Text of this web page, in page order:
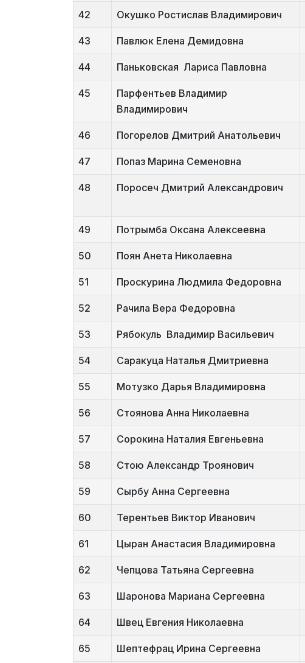
42 Окушко Ростислав Владимирович
43 Павлюк Елена Демидовна
44 Паньковская Лариса Павловна
45
Парфентьев Владимир
Владимирович
46 Погорелов Дмитрий Анатольевич
47 Попаз Марина Семеновна
48 Поросеч Дмитрий Александрович
49 Потрымба Оксана Алексеевна
50 Поян Анета Николаевна
51 Проскурина Людмила Федоровна
52 Рачила Вера Федоровна
53 Рябокуль Владимир Васильевич
54 Саракуца Наталья Дмитриевна
55 Мотузко Дарья Владимировна
56 Стоянова Анна Николаевна
57 Сорокина Наталия Евгеньевна
58 Стою Александр Троянович
59 Сырбу Анна Сергеевна
60 Терентьев Виктор Иванович
61 Цыран Анастасия Владимировна
62 Чепцова Татьяна Сергеевна
63 Шаронова Мариана Сергеевна
64 Швец Евгения Николаевна
65 Шептефрац Ирина Сергеевна